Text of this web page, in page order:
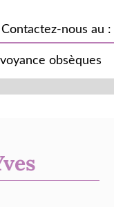
Contactez-nous au :
obsèques